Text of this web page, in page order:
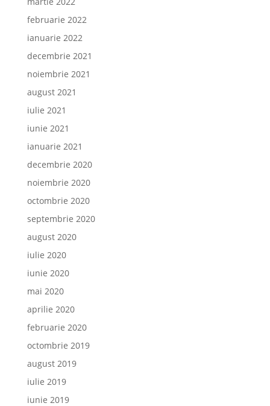
februarie 2022
ianuarie 2022
decembrie 2021
noiembrie 2021
august 2021
iulie 2021
iunie 2021
ianuarie 2021
decembrie 2020
noiembrie 2020
octombrie 2020
septembrie 2020
august 2020
iulie 2020
iunie 2020
mai 2020
aprilie 2020
februarie 2020
octombrie 2019
august 2019
iulie 2019
iunie 2019